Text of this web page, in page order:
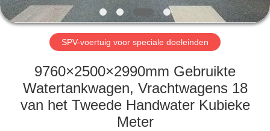
FABRIEKSREIS
KWALITEITSCONTROLE
CONTACTEER
SPV-voertuig voor speciale doeleinden
9760×2500×2990mm Gebruikte
Watertankwagen, Vrachtwagens 18
van het Tweede Handwater Kubieke
Meter